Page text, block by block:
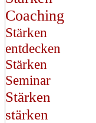
Coaching
Stärken
entdecken
Stärken
Seminar
Stärken
stärken